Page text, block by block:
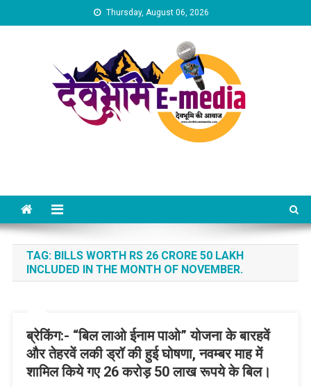
to
Thursday, August 06, 2026
TAG: BILLS WORTH RS 26 CRORE 50 LAKH
INCLUDED IN THE MONTH OF NOVEMBER.
ब्रेकिंग:- “बिल लाओ ईनाम पाओ” योजना के बारहवें
और तेहरवें लकी ड्रॉ की हुई घोषणा, नवम्बर माह में
शामिल किये गए 26 करोड़ 50 लाख रूपये के बिल।